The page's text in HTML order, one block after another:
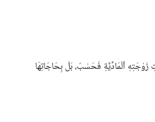
زَوْجَتِهِ ٱلْمَادِّيَّةِ فَحَسْبُ،‏ بَلْ بِحَاجَاتِهَا